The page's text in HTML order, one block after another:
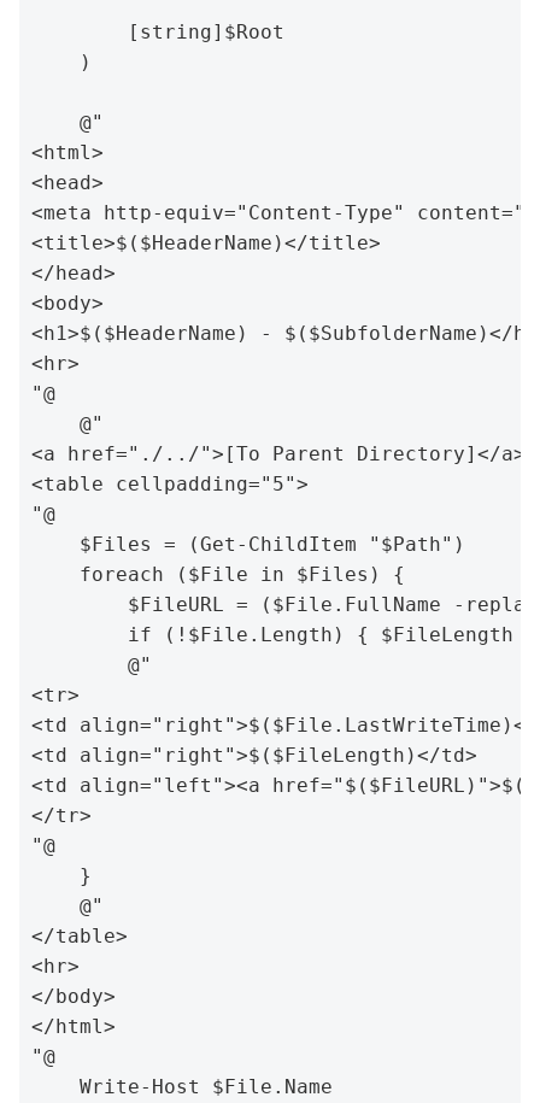
        [string]$Root
    )
    @"
<html>
<head>
<meta http-equiv="Content-Type"
<title>$($HeaderName)</title>
</head>
<body>
<h1>$($HeaderName) - $($SubfolderName)</
<hr>
"@
    @"
<a href="./../">[To Parent Directory]</
<table cellpadding="5">
"@
    $Files = (Get-ChildItem "$Path")
    foreach ($File in $Files) {
$FileURL = ($File.FullName -
if (!$File.Length) { $FileLength
        @"
<tr>
<td align="right">$($File.LastWriteTime)</
<td align="right">$($FileLength)</td>
<td align="left"><a
</tr>
"@
    }
    @"
</table>
<hr>
</body>
</html>
"@
    Write-Host $File.Name